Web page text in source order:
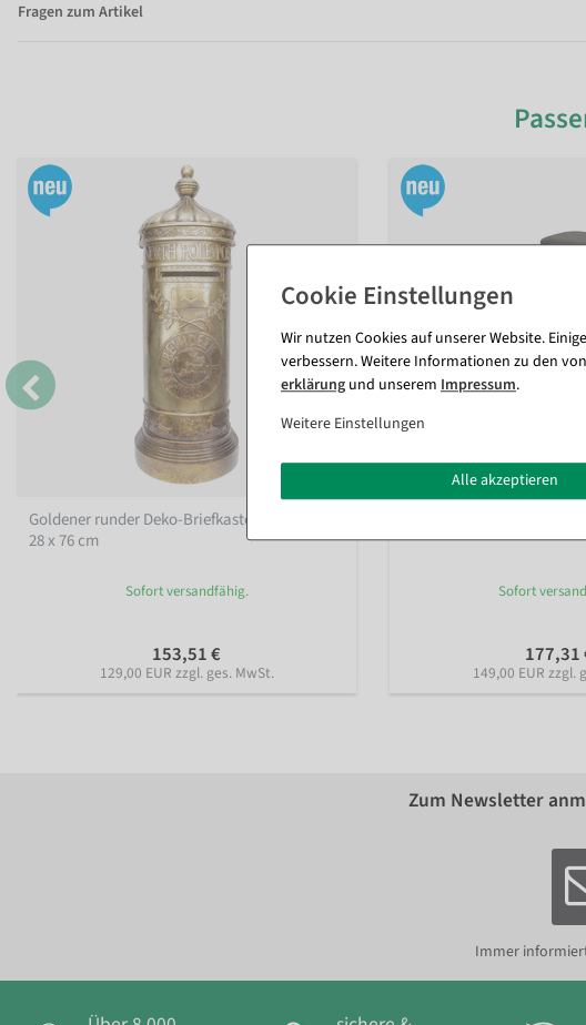
Fragen zum Artikel
Goldener runder Deko-Briefkasten aus Metall
28 x 76 cm
Sofort versandfähig.
153,51 €
129,00 EUR zzgl. ges. MwSt.
Sofort
177,31
149,00 EUR zzgl.
Zum Newsletter
Immer
Wir nutzen Cookies auf unserer Website.
verbessern. Weitere Informationen zu den
erklärung und unserem Impressum.
Weitere Einstellungen
Alle akzeptieren